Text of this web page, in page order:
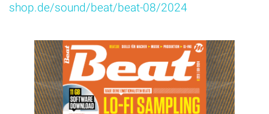
shop.de/sound/beat/beat-08/2024